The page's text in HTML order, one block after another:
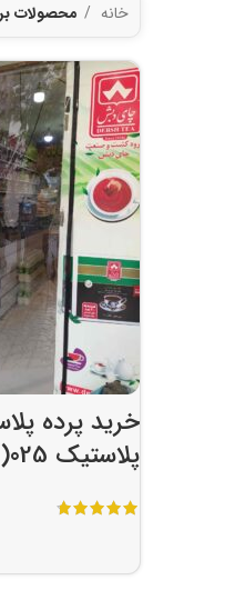
خانه محصولات
خرید پرده
پلاستیک 025(آهنربا مخفی)